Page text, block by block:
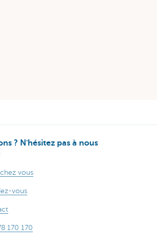
? N'hésitez pas à nous
vous
vous
170 170